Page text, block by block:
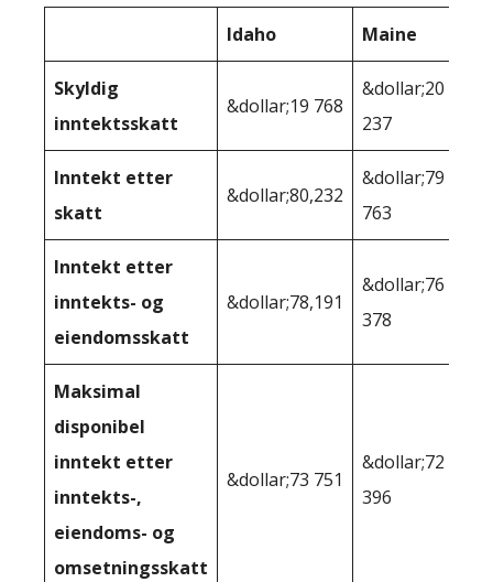
Idaho Maine
Skyldig
inntektsskatt
&dollar;19 768
&dollar;20
237
Inntekt etter
skatt
&dollar;80,232
&dollar;79
763
Inntekt etter
inntekts- og
eiendomsskatt
&dollar;78,191
&dollar;76
378
Maksimal
disponibel
inntekt etter
inntekts-,
eiendoms- og
omsetningsskatt
&dollar;73 751
&dollar;72
396